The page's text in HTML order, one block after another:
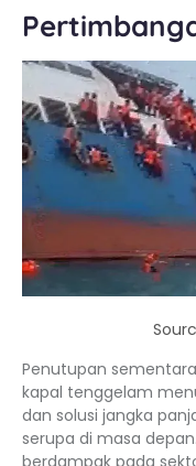
Penutupan
kapal tenggelam
dan solusi jangka
serupa di masa
berdampak pada